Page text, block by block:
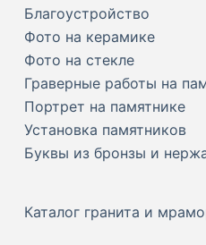
Благоустройство
Фото на керамике
Фото на стекле
Граверные работы на
Портрет на памятнике
Установка памятников
Буквы из бронзы и
Каталог гранита и